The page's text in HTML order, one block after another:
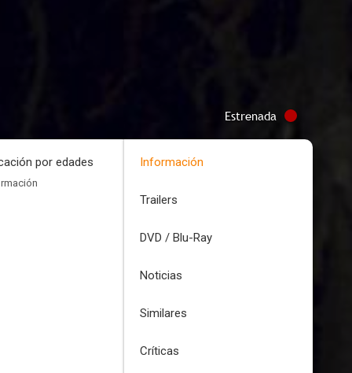
Estrenada
por edades Información
Trailers
DVD / Blu-Ray
Noticias
Similares
Críticas